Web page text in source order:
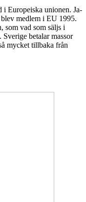
i Europeiska unionen. Ja-
medlem i EU 1995.
som vad som säljs i
betalar massor
mycket tillbaka från